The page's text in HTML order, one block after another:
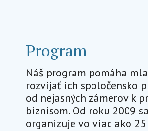
Program
Náš program pomáha
rozvíjať ich spoločensko
od nejasných zámerov k
biznisom. Od roku 2009
organizuje vo viac ako